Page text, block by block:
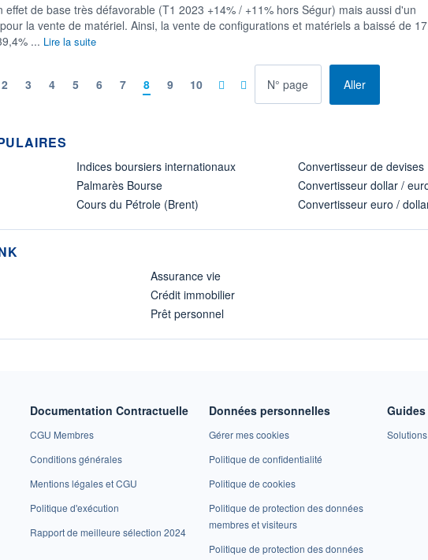
de base très défavorable (T1 2023 +14% / +11% hors Ségur) mais aussi d'un
la vente de matériel. Ainsi, la vente de configurations et matériels a baissé de
... Lire la suite
2 3 4 5 6 7 8 9 10 Allerà la page
Indices boursiers internationaux
Palmarès Bourse
Cours du Pétrole (Brent)
Convertisseur de devises
Convertisseur dollar /
Convertisseur euro /
Assurance vie
Crédit immobilier
Prêt personnel
Documentation Contractuelle
CGU Membres
Conditions générales
Mentions légales et CGU
Politique d'exécution
Rapport de meilleure sélection 2024
Données personnelles
Gérer mes cookies
Politique de confidentialité
Politique de cookies
Politique de protection des données
membres et visiteurs
Politique de protection des données